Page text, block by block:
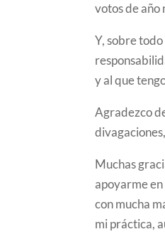
votos de año
Y, sobre
y al que
Agradezco
Muchas
apoyarme
con mucha
mi práctica,